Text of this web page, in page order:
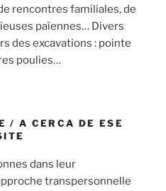
rencontres familiales, de
païennes… Divers
des excavations : pointe
poulies…
/ A CERCA DE ESE
dans leur
transpersonnelle